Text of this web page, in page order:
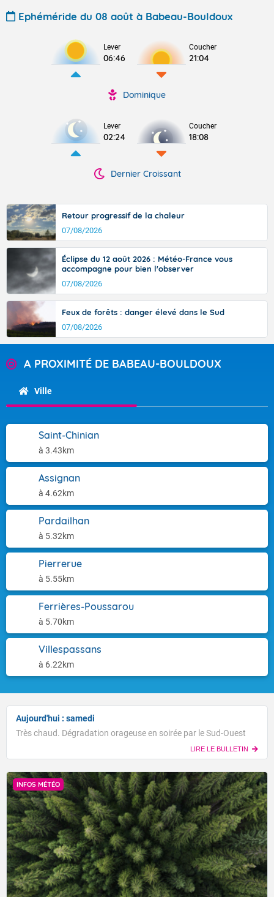
Ephéméride du 08 août à Babeau-Bouldoux
Lever
06:46
Coucher
21:04
Dominique
Lever
02:24
Coucher
18:08
Dernier Croissant
Retour progressif de la chaleur
07/08/2026
Éclipse du 12 août 2026 : Météo-France vous
accompagne pour bien l'observer
07/08/2026
Feux de forêts : danger élevé dans le Sud
07/08/2026
A PROXIMITÉ DE BABEAU-BOULDOUX
Ville
Saint-Chinian
à 3.43km
Assignan
à 4.62km
Pardailhan
à 5.32km
Pierrerue
à 5.55km
Ferrières-Poussarou
à 5.70km
Villespassans
à 6.22km
Aujourd'hui : samedi
Très chaud. Dégradation orageuse en soirée par le Sud-Ouest
LIRE LE BULLETIN
INFOS MÉTÉO